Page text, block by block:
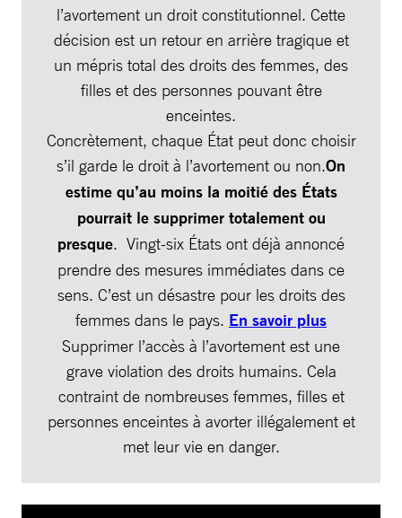
l’avortement un droit constitutionnel. Cette
décision est un retour en arrière tragique et
un mépris total des droits des femmes, des
filles et des personnes pouvant être
enceintes.
Concrètement, chaque État peut donc choisir
s’il garde le droit à l’avortement ou non.On
estime qu’au moins la moitié des États
pourrait le supprimer totalement ou
presque. Vingt-six États ont déjà annoncé
prendre des mesures immédiates dans ce
sens. C’est un désastre pour les droits des
femmes dans le pays. En savoir plus
Supprimer l’accès à l’avortement est une
grave violation des droits humains. Cela
contraint de nombreuses femmes, filles et
personnes enceintes à avorter illégalement et
met leur vie en danger.